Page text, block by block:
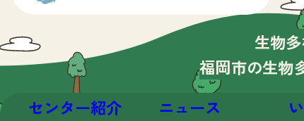
生物
福岡市の生物
センター紹介
ニュース